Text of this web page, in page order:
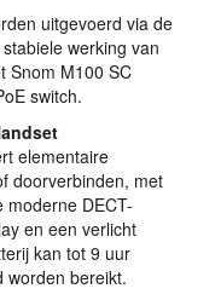
uitgevoerd via de
werking van
Snom M100 SC
switch.
elementaire
doorverbinden, met
moderne DECT-
en een verlicht
kan tot 9 uur
worden bereikt.